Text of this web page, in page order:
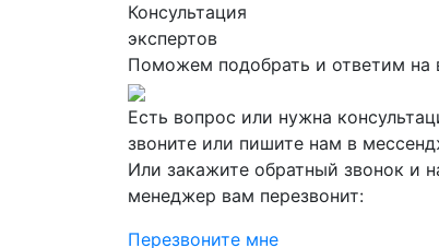
Консультация
экспертов
Поможем подобрать и ответим на
Есть вопрос или нужна
звоните или пишите нам в
Или закажите обратный звонок и
менеджер вам перезвонит:
Перезвоните мне